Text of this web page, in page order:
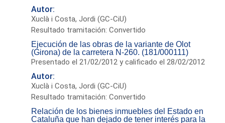
Autor:
Xuclà i Costa, Jordi (GC-CiU)
Resultado tramitación: Convertido
Ejecución de las obras de la variante de Olot
(Girona) de la carretera N-260. (181/000111)
Presentado el 21/02/2012 y calificado el 28/02/2012
Autor:
Xuclà i Costa, Jordi (GC-CiU)
Resultado tramitación: Convertido
Relación de los bienes inmuebles del Estado en
Cataluña que han dejado de tener interés para la